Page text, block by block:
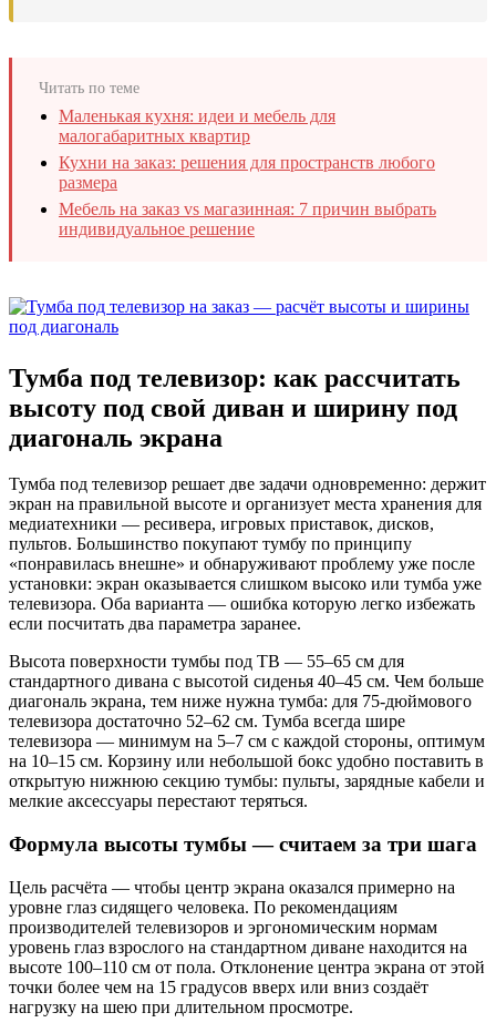
Читать по теме
Маленькая кухня: идеи и мебель для
малогабаритных квартир
Кухни на заказ: решения для пространств любого
размера
Мебель на заказ vs магазинная: 7 причин выбрать
индивидуальное решение
Тумба под телевизор: как рассчитать
высоту под свой диван и ширину под
диагональ экрана
Тумба под телевизор решает две задачи одновременно: держит
экран на правильной высоте и организует места хранения для
медиатехники — ресивера, игровых приставок, дисков,
пультов. Большинство покупают тумбу по принципу
«понравилась внешне» и обнаруживают проблему уже после
установки: экран оказывается слишком высоко или тумба уже
телевизора. Оба варианта — ошибка которую легко избежать
если посчитать два параметра заранее.
Высота поверхности тумбы под ТВ — 55–65 см для
стандартного дивана с высотой сиденья 40–45 см. Чем больше
диагональ экрана, тем ниже нужна тумба: для 75-дюймового
телевизора достаточно 52–62 см. Тумба всегда шире
телевизора — минимум на 5–7 см с каждой стороны, оптимум
на 10–15 см. Корзину или небольшой бокс удобно поставить в
открытую нижнюю секцию тумбы: пульты, зарядные кабели и
мелкие аксессуары перестают теряться.
Формула высоты тумбы — считаем за три шага
Цель расчёта — чтобы центр экрана оказался примерно на
уровне глаз сидящего человека. По рекомендациям
производителей телевизоров и эргономическим нормам
уровень глаз взрослого на стандартном диване находится на
высоте 100–110 см от пола. Отклонение центра экрана от этой
точки более чем на 15 градусов вверх или вниз создаёт
нагрузку на шею при длительном просмотре.